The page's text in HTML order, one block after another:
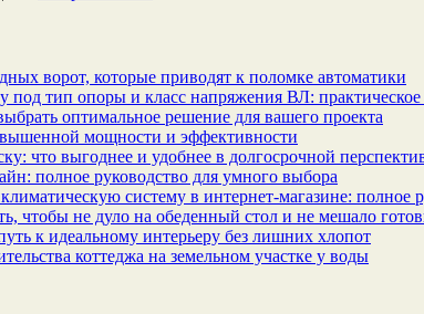
ворот, которые приводят к поломке автоматики
тип опоры и класс напряжения ВЛ: практическое
оптимальное решение для вашего проекта
мощности и эффективности
что выгоднее и удобнее в долгосрочной
полное руководство для умного выбора
систему в интернет‑магазине: полное
чтобы не дуло на обеденный стол и не мешало
к идеальному интерьеру без лишних хлопот
коттеджа на земельном участке у воды